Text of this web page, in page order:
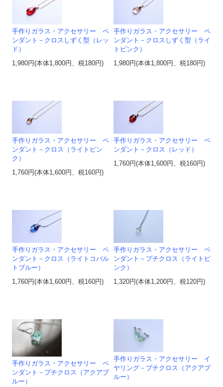
手作りガラス・アクセサリー ペ
ンダント－クロスしずく型（レッ
ド）
1,980円(本体1,800円、税180円)
手作りガラス・アクセサリー ペ
ンダント－クロスしずく型（ライ
トピンク）
1,980円(本体1,800円、税180円)
手作りガラス・アクセサリー ペ
ンダント－クロス（ライトピン
ク）
1,760円(本体1,600円、税160円)
手作りガラス・アクセサリー ペ
ンダント－クロス（レッド）
1,760円(本体1,600円、税160円)
手作りガラス・アクセサリー ペ
ンダント－クロス（ライトコバル
トブルー）
1,760円(本体1,600円、税160円)
手作りガラス・アクセサリー ペ
ンダント－プチクロス（ライトピ
ンク）
1,320円(本体1,200円、税120円)
手作りガラス・アクセサリー ペ
ンダント－プチクロス（アクアブ
ルー）
手作りガラス・アクセサリー イ
ヤリング－プチクロス（アクアブ
ルー）